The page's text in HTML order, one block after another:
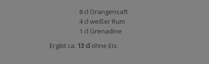
8 cl Orangensaft
4 cl weißer Rum
1 cl Grenadine
Ergibt ca. 13 cl ohne Eis.